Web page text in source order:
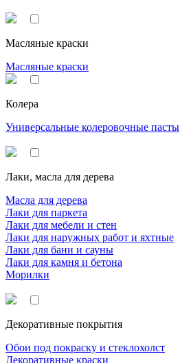
Масляные краски
Масляные краски
Колера
Универсальные колеровочные пасты
Лаки, масла для дерева
Масла для дерева
Лаки для паркета
Лаки для мебели и стен
Лаки для наружных работ и яхтные
Лаки для бани и сауны
Лаки для камня и бетона
Морилки
Декоративные покрытия
Обои под покраску и стеклохолст
Декоративные краски